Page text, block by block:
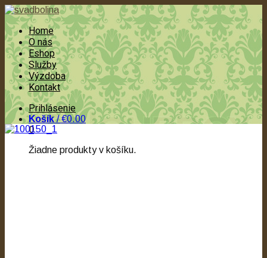
Home
O nás
Eshop
Služby
Výzdoba
Kontakt
Prihlásenie
Košík /€0.00
0
Žiadne produkty v košíku.